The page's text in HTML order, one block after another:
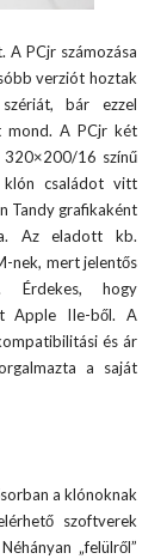
PCjr számozása
verziót hoztak
bár ezzel
mond. A PCjr két
16 színű
klón családot vitt
Tandy grafikaként
Az eladott kb.
nek, mert jelentős
Érdekes, hogy
Apple IIe-ből. A
és ár
a saját
a klónoknak
szoftverek
„felülről”